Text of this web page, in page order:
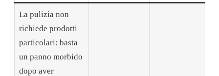
La pulizia non
richiede prodotti
particolari: basta
un panno morbido
dopo aver